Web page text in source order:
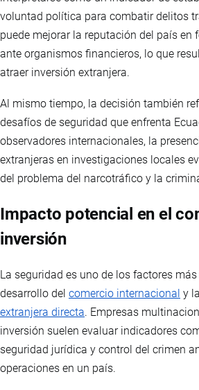
voluntad política para combatir delitos
puede mejorar la reputación del país en
ante organismos financieros, lo que
atraer inversión extranjera.
Al mismo tiempo, la decisión también
desafíos de seguridad que enfrenta
observadores internacionales, la
extranjeras en investigaciones locales
del problema del narcotráfico y la
Impacto potencial en el
inversión
La seguridad es uno de los factores
desarrollo del comercio internacional y
extranjera directa. Empresas
inversión suelen evaluar indicadores
seguridad jurídica y control del crimen
operaciones en un país.